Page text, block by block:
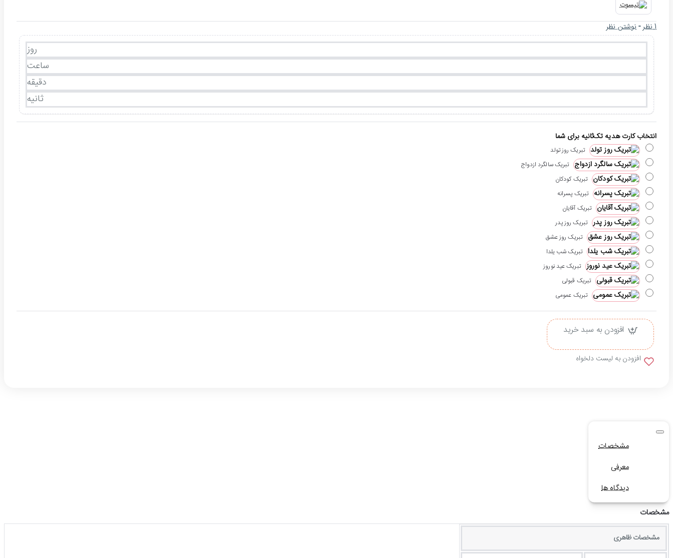
1 نظر -نوشتن نظر
روز
ساعت
دقیقه
ثانیه
انتخاب کارت هدیه تک‌ثانیه برای شما
تبریک روز تولد
تبریک سالگرد ازدواج
تبریک کودکان
تبریک پسرانه
تبریک آقایان
تبریک روز پدر
تبریک روز عشق
تبریک شب یلدا
تبریک عید نوروز
تبریک قبولی
تبریک عمومی
افزودن به سبد خرید
افزودن به لیست دلخواه
مشخصات
معرفی
دیدگاه ها
مشخصات
مشخصات ظاهری